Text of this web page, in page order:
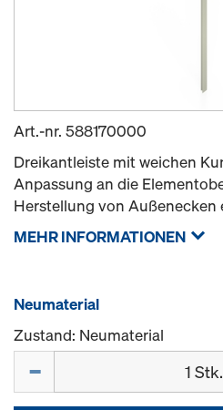
Art.-nr. 588170000
Dreikantleiste mit weichen
Anpassung an die
Herstellung von Außenecken
MEHR INFORMATIONEN
Neumaterial
Zustand: Neumaterial